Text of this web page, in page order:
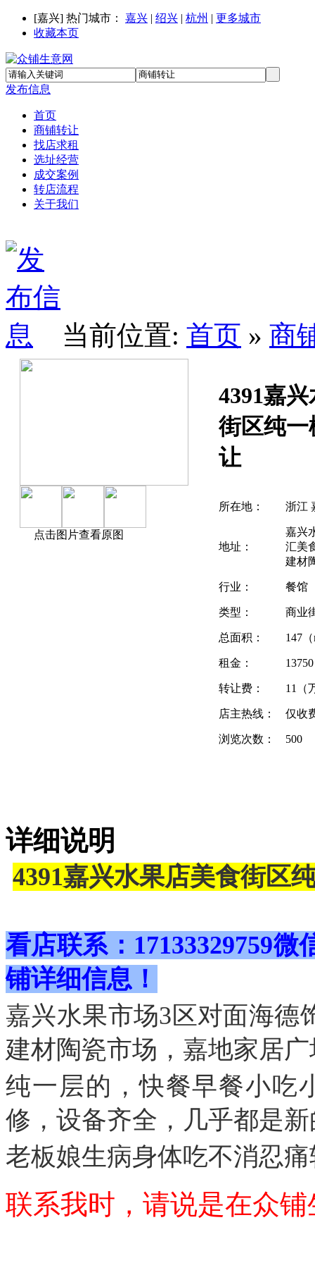
[嘉兴] 热门城市： 嘉兴 | 绍兴 | 杭州 | 更多城市
收藏本页
发布信息
首页
商铺转让
找店求租
选址经营
成交案例
转店流程
关于我们
当前位置: 首页 » 商
点击图片查看原图
4391嘉
街区纯
让
所在地： 浙江
地址：
嘉兴
汇美
建材
行业： 餐馆
类型： 商业
总面积： 147
租金：
转让费： 11（
店主热线： 仅收
浏览次数： 500
详细说明
4391嘉兴水果店美食街区
看店联系：17133329759微
铺详细信息 ！
嘉兴水果市场3区对面海德
建材陶瓷市场，嘉地家居
纯一层的，快餐早餐小吃
修，设备齐全，几乎都是
老板娘生病身体吃不消忍
联系我时，请说是在众